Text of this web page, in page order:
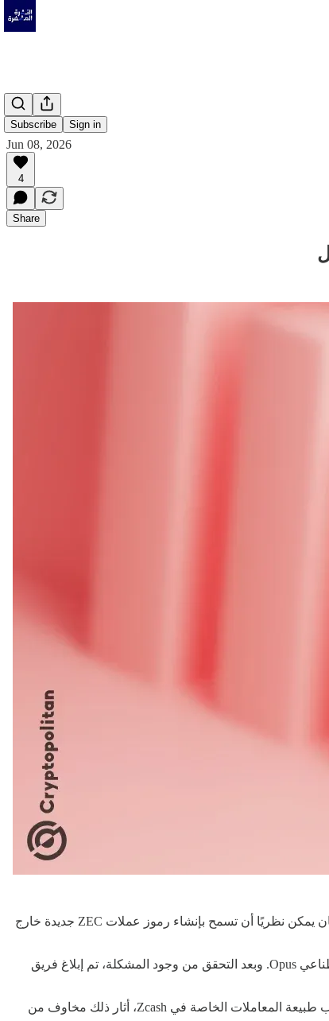
Subscribe Sign in
Jun 08, 2026
4
Share
شهدت شبكة Zcash واحدة من أكثر الحوادث الأمنية حساسية في تاريخها بعد الكشف عن ثغرة حرجة داخل نظام الخصوصية Orchard، وهي ثغرة كان يمكن نظريًا أن تسمح بإنشاء رموز عملات ZEC جديدة خارج
بدأت القصة عندما اكتشف الباحث الأمني تايلور هورنبي الثغرة أثناء مراجعة المكونات التشفيرية الخاصة بالشبكة بمساعدة من نموذج الذكاء الإصطناعي Opus. وبعد التحقق من وجود المشكلة، تم إبلاغ فريق
وأظهرت التحقيقات أن الثغرة كانت موجودة منذ إطلاق نظام Orchard في عام 2022، ما يعني أنها بقيت كامنة لسنوات دون أن يتم اكتشافها. وبسبب طبيعة المعاملات الخاصة في Zcash، أثار ذلك مخاوف من